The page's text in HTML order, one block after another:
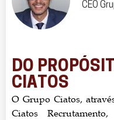
CEO
DO
CIATOS
O Grupo Ciatos,
Ciatos